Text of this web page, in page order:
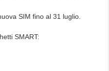
SIM fino al 31 luglio.
SMART: